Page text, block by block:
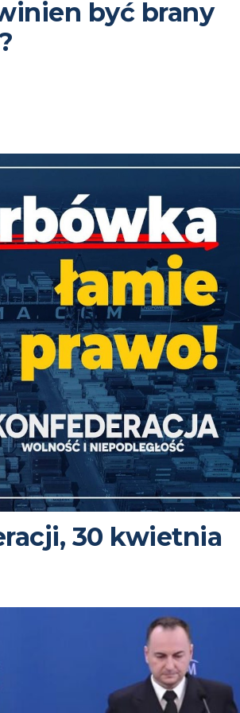
być brany
30 kwietnia